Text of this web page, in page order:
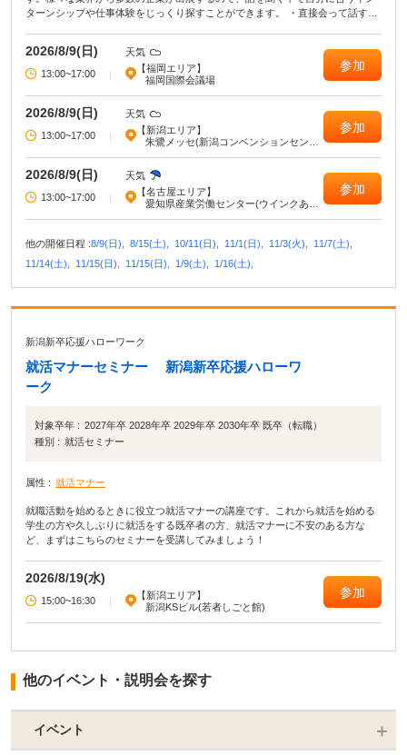
ターンシップや仕事体験をじっくり探すことができます。 ・直接会って話すこ
2026/8/9(日)
天気
13:00~17:00
|
【福岡エリア】
福岡国際会議場
参加
2026/8/9(日)
天気
13:00~17:00
|
【新潟エリア】
朱鷺メッセ(新潟コンベンションセンタ
参加
2026/8/9(日)
天気
13:00~17:00
|
【名古屋エリア】
愛知県産業労働センター(ウインクあい
参加
他の開催日程 :8/9(日), 8/15(土), 10/11(日), 11/1(日), 11/3(火),
11/7(土),
11/14(土),
11/15(日), 11/15(日), 1/9(土), 1/16(土),
新潟新卒応援ハローワーク
就活マナーセミナー 新潟新卒応援ハローワ
ーク
対象卒年 : 2027年卒 2028年卒 2029年卒 2030年卒 既卒（転職）
種別 : 就活セミナー
属性 : 就活マナー
就職活動を始めるときに役立つ就活マナーの講座です。これから就活を始める
学生の方や久しぶりに就活をする既卒者の方、就活マナーに不安のある方な
ど、まずはこちらのセミナーを受講してみましょう！
2026/8/19(水)
15:00~16:30 |
【新潟エリア】
新潟KSビル(若者しごと館)
参加
他のイベント・説明会を探す
イベント